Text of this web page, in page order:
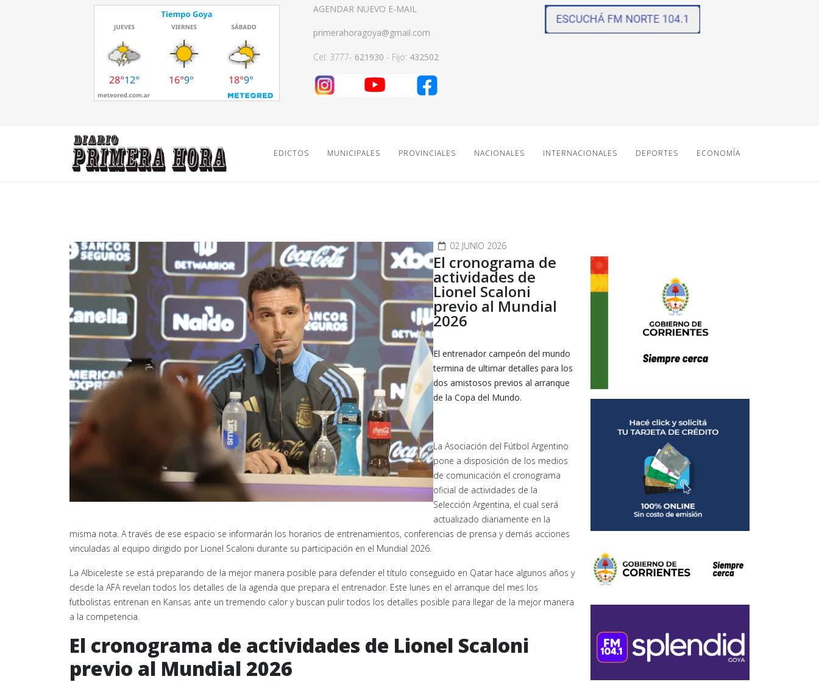
AGENDAR NUEVO E-MAIL
primerahoragoya@gmail.com
Cel: 3777- 621930 - Fijo: 432502
EDICTOS MUNICIPALES PROVINCIALES NACIONALES INTERNACIONALES DEPORTES ECONOMÍA
02 JUNIO 2026
El cronograma de
actividades de
Lionel Scaloni
previo al Mundial
2026
El entrenador campeón del mundo
termina de ultimar detalles para los
dos amistosos previos al arranque
de la Copa del Mundo.
La Asociación del Fútbol Argentino
pone a disposición de los medios
de comunicación el cronograma
oficial de actividades de la
Selección Argentina, el cual será
actualizado diariamente en la
misma nota. A través de ese espacio se informarán los horarios de entrenamientos, conferencias de prensa y demás acciones
vinculadas al equipo dirigido por Lionel Scaloni durante su participación en el Mundial 2026.
La Albiceleste se está preparando de la mejor manera posible para defender el título conseguido en Qatar hace algunos años y
desde la AFA revelan todos los detalles de la agenda que prepara el entrenador. Este lunes en el arranque del mes los
futbolistas entrenan en Kansas ante un tremendo calor y buscan pulir todos los detalles posible para llegar de la mejor manera
a la competencia.
El cronograma de actividades de Lionel Scaloni
previo al Mundial 2026